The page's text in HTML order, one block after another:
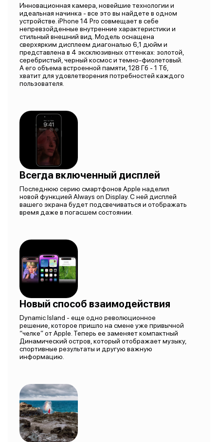
Инновационная камера, новейшие технологии и
идеальная начинка - все это вы найдете в одном
устройстве. iPhone 14 Pro совмещает в себе
непревзойденные внутренние характеристики и
стильный внешний вид. Модель оснащена
сверхярким дисплеем диагональю 6,1 дюйм и
представлена в 4 эксклюзивных оттенках: золотой,
серебристый, черный космос и темно-фиолетовый.
А его объема встроенной памяти, 128 Гб - 1 Тб,
хватит для удовлетворения потребностей каждого
пользователя.
Всегда включенный дисплей
Последнюю серию смартфонов Apple наделил
новой функцией Always on Display. С ней дисплей
вашего экрана будет подсвечиваться и отображать
время даже в погасшем состоянии.
Новый способ взаимодействия
Dynamic Island - еще одно революционное
решение, которое пришло на смене уже привычной
“челке” от Apple. Теперь ее заменяет компактный
Динамический остров, который отображает музыку,
спортивные результаты и другую важную
информацию.